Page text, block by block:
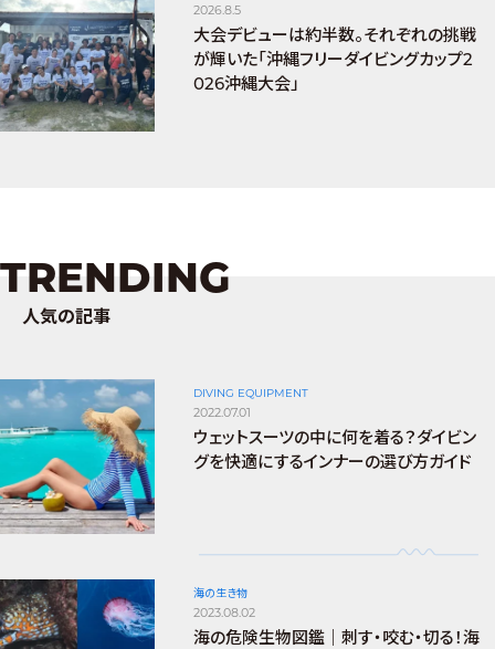
2026.8.5
大会デビューは約半数。それぞれの挑戦
が輝いた「沖縄フリーダイビングカップ2
026沖縄大会」
TRENDING
人気の記事
DIVING EQUIPMENT
2022.07.01
ウェットスーツの中に何を着る？ダイビン
グを快適にするインナーの選び方ガイド
海の生き物
2023.08.02
海の危険生物図鑑｜刺す・咬む・切る！海